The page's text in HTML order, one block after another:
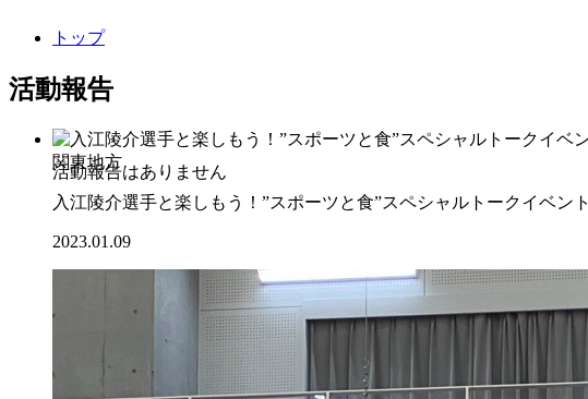
トップ
活動報告
関東地方
入江陵介選手と楽しもう！”スポーツと食”スペシャルトークイベント
2023.01.09